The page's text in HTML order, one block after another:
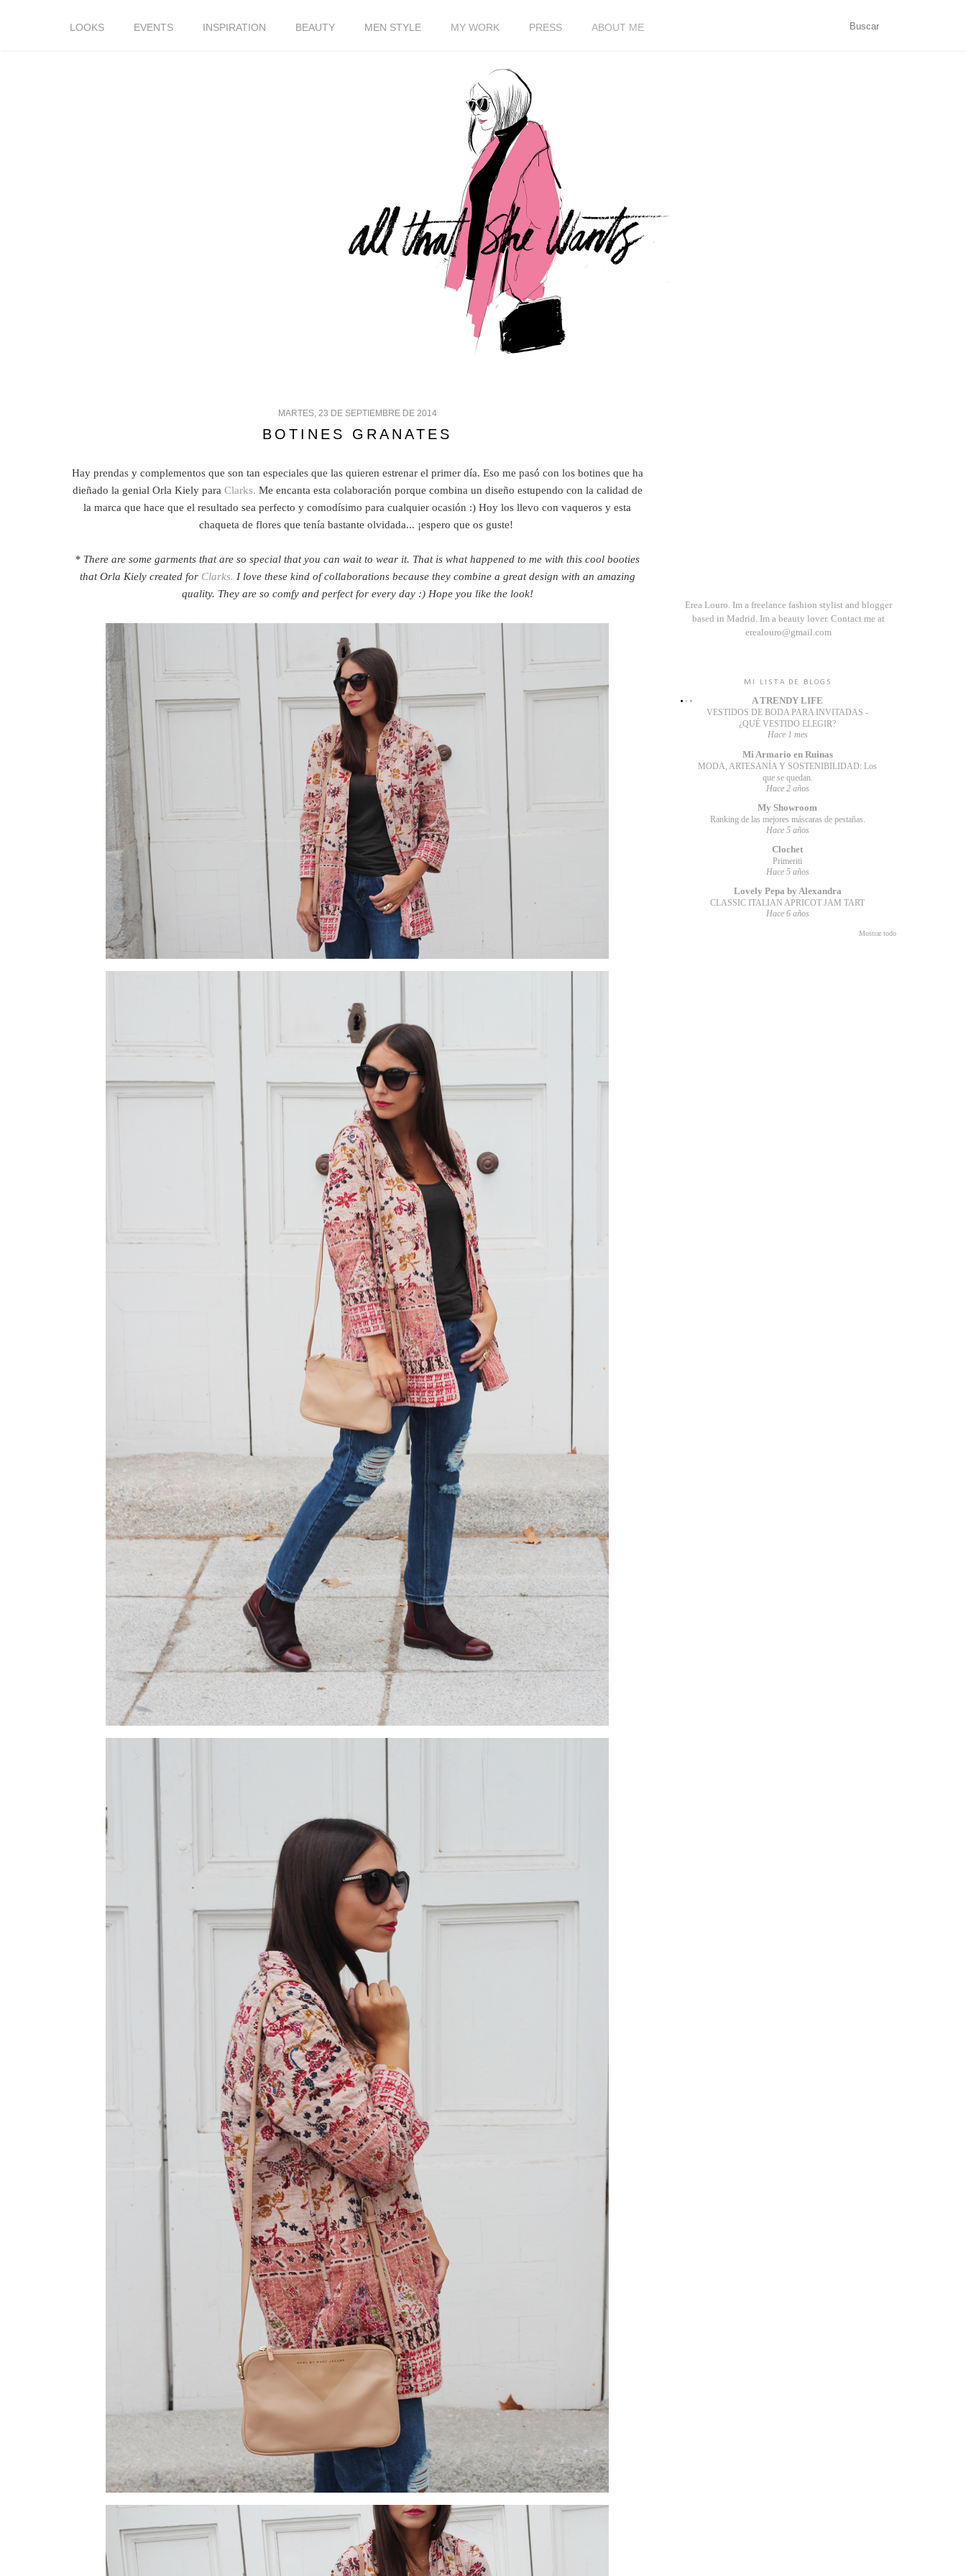
LOOKS EVENTS INSPIRATION BEAUTY MEN STYLE MY WORK PRESS ABOUT ME
MARTES, 23 DE SEPTIEMBRE DE 2014
BOTINES GRANATES
Hay prendas y complementos que son tan especiales que las quieren estrenar el primer día. Eso me pasó con los botines que ha
dieñado la genial Orla Kiely para Clarks. Me encanta esta colaboración porque combina un diseño estupendo con la calidad de
la marca que hace que el resultado sea perfecto y comodísimo para cualquier ocasión :) Hoy los llevo con vaqueros y esta
chaqueta de flores que tenía bastante olvidada... ¡espero que os guste!
* There are some garments that are so special that you can wait to wear it. That is what happened to me with this cool booties
that Orla Kiely created for Clarks. I love these kind of collaborations because they combine a great design with an amazing
quality. They are so comfy and perfect for every day :) Hope you like the look!
Erea Louro. Im a freelance fashion stylist and blogger
based in Madrid. Im a beauty lover. Contact me at
erealouro@gmail.com
MI LISTA DE BLOGS
A TRENDY LIFE
VESTIDOS DE BODA PARA INVITADAS -
¿QUÉ VESTIDO ELEGIR?
Hace 1 mes
Mi Armario en Ruinas
MODA, ARTESANÍA Y SOSTENIBILIDAD: Los
que se quedan.
Hace 2 años
My Showroom
Ranking de las mejores máscaras de pestañas.
Hace 5 años
Clochet
Primeriti
Hace 5 años
Lovely Pepa by Alexandra
CLASSIC ITALIAN APRICOT JAM TART
Hace 6 años
Mostrar todo